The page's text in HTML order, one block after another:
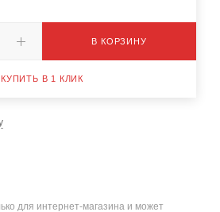
В КОРЗИНУ
КУПИТЬ В 1 КЛИК
для интернет-магазина и может